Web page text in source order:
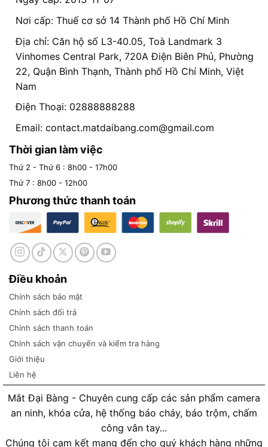
Nơi cấp: Thuế cơ sở 14 Thành phố Hồ Chí Minh
Địa chỉ: Căn hộ số L3-40.05, Toà Landmark 3
Vinhomes Central Park, 720A Điện Biên Phủ, Phường
22, Quận Bình Thạnh, Thành phố Hồ Chí Minh, Việt
Nam
Điện Thoại: 02888888288
Email: contact.matdaibang.com@gmail.com
Thời gian làm việc
Thứ 2 - Thứ 6 : 8h00 - 17h00
Thứ 7 : 8h00 - 12h00
Phương thức thanh toán
Điều khoản
Chính sách bảo mật
Chính sách đổi trả
Chính sách thanh toán
Chính sách vận chuyển và kiểm tra hàng
Giới thiệu
Liên hệ
Mắt Đại Bàng - Chuyên cung cấp các sản phẩm camera
an ninh, khóa cửa, hệ thống báo cháy, báo trộm, chấm
công vân tay...
Chúng tôi cam kết mang đến cho quý khách hàng những